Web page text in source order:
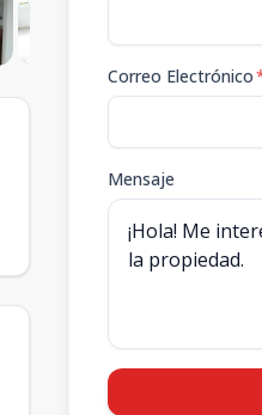
Correo Electrónico
Mensaje